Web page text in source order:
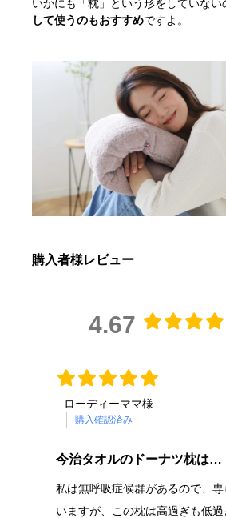
いかにも「枕」という形をしていない
して使うのもおすすめですよ。
購入者様レビュー
4.67
ローディーママ様
購入確認済み
今治タオルのドーナツ枕は…
私は無呼吸症候群があるので、
いますが、この枕は高過ぎも低